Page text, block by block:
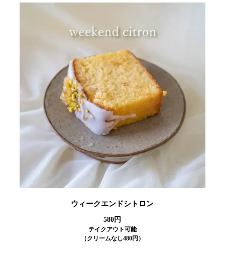
ウィークエンドシトロン
580円
テイクアウト可能
（クリームなし480円）